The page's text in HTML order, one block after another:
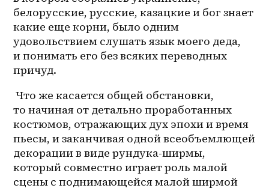
белорусские, русские, казацкие и бог знает
какие еще корни, было одним
удовольствием слушать язык моего деда,
и понимать его без всяких переводных
причуд.
Что же касается общей обстановки,
то начиная от детально проработанных
костюмов, отражающих дух эпохи и время
пьесы, и заканчивая одной всеобъемлющей
декорации в виде рундука-ширмы,
который совместно играет роль малой
сцены с поднимающейся малой ширмой